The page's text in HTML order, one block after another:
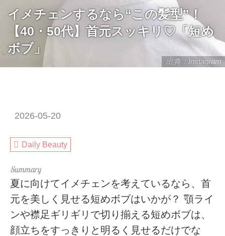
出典：Instagram
イメチェンするなら“この髪型”！
【40・50代】首元スッキリ♡「短め
ボブ」
2026-05-20
Daily Beauty
夏に向けてイメチェンを考えているなら、首
元を美しく見せる短めボブはいかが？ 顎ライ
ンや襟足ギリギリで切り揃える短めボブは、
顔立ちをすっきりと明るく見せるだけでな